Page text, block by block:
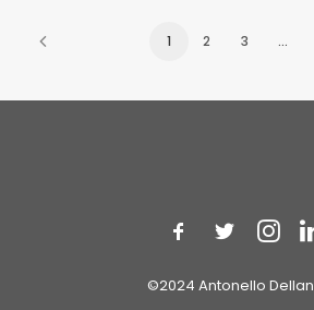
1 2 3 …
©2024 Antonello